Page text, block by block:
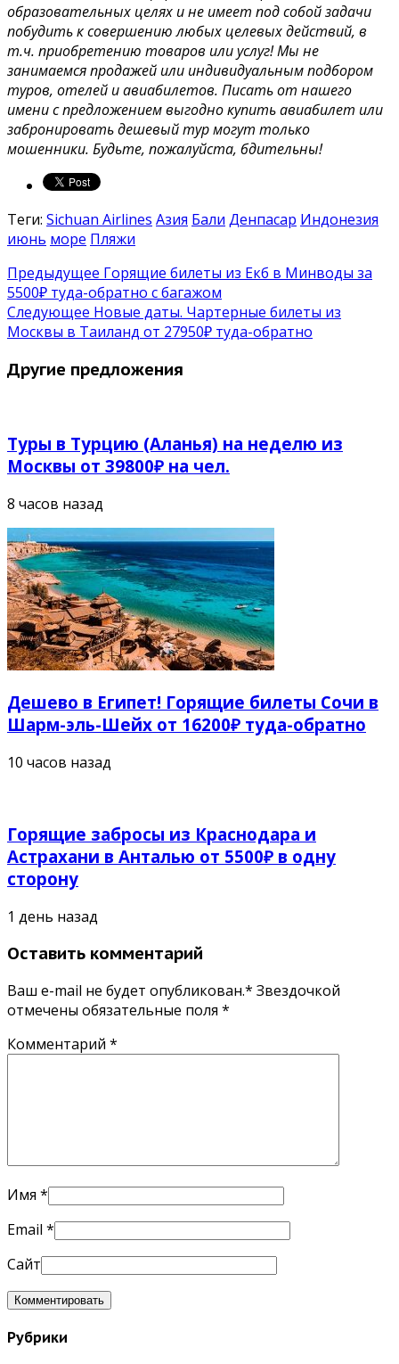
образовательных целях и не имеет под собой задачи
побудить к совершению любых целевых действий, в
т.ч. приобретению товаров или услуг! Мы не
занимаемся продажей или индивидуальным подбором
туров, отелей и авиабилетов. Писать от нашего
имени с предложением выгодно купить авиабилет или
забронировать дешевый тур могут только
мошенники. Будьте, пожалуйста, бдительны!
Теги: Sichuan Airlines Азия Бали Денпасар Индонезия
июнь море Пляжи
Предыдущее Горящие билеты из Екб в Минводы за
5500₽ туда-обратно с багажом
Следующее Новые даты. Чартерные билеты из
Москвы в Таиланд от 27950₽ туда-обратно
Другие предложения
Туры в Турцию (Аланья) на неделю из
Москвы от 39800₽ на чел.
8 часов назад
Дешево в Египет! Горящие билеты Сочи в
Шарм-эль-Шейх от 16200₽ туда-обратно
10 часов назад
Горящие забросы из Краснодара и
Астрахани в Анталью от 5500₽ в одну
сторону
1 день назад
Оставить комментарий
Ваш e-mail не будет опубликован.* Звездочкой
отмечены обязательные поля *
Комментарий *
Имя *
Email *
Сайт
Рубрики